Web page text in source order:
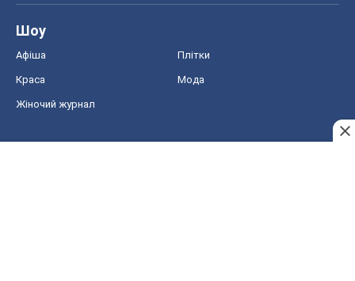
Шоу
Афіша Плітки
Краса Мода
Жіночий журнал